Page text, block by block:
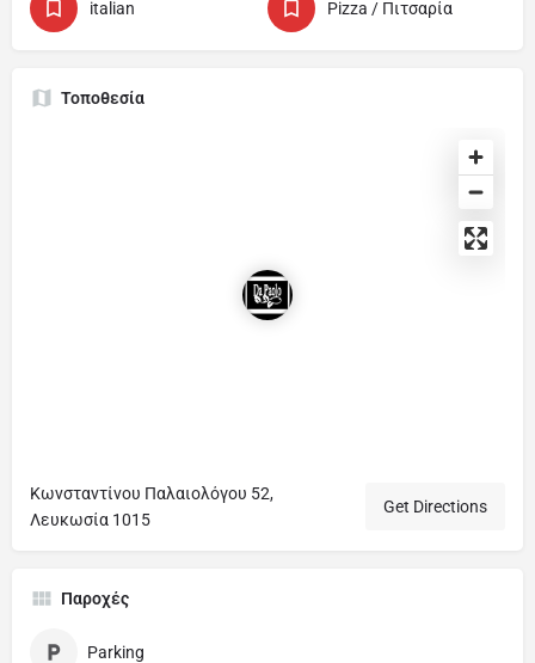
italian Pizza / Πιτσαρία
Τοποθεσία
Κωνσταντίνου Παλαιολόγου 52,
Λευκωσία 1015
Get Directions
Παροχές
Parking